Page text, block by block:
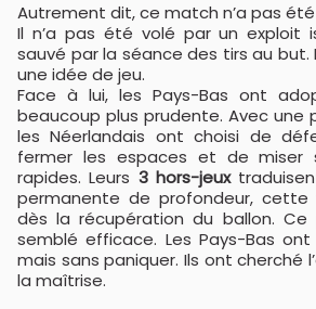
Autrement dit, ce match n’a pas
Il n’a pas été volé par un exploit
sauvé par la séance des tirs au but.
une idée de jeu.
Face à lui, les Pays-Bas ont
beaucoup plus prudente. Avec une
les Néerlandais ont choisi de
fermer les espaces et de miser
rapides. Leurs 3 hors-jeux
permanente de profondeur, cette
dès la récupération du ballon.
semblé efficace. Les Pays-Bas
mais sans paniquer. Ils ont cherché
la maîtrise.